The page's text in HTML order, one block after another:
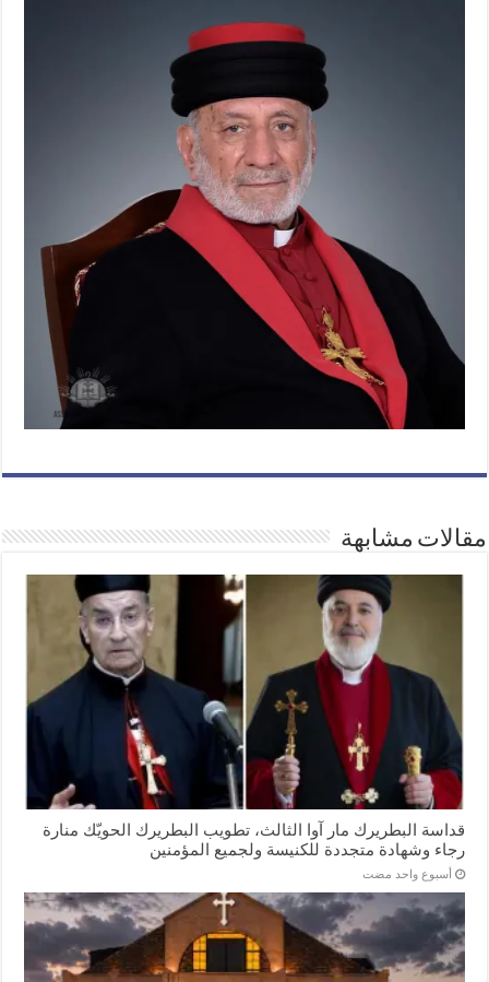
مقالات مشابهة
قداسة البطريرك مار آوا الثالث، تطويب البطريرك الحويّك منارة
رجاء وشهادة متجددة للكنيسة ولجميع المؤمنين
‏أسبوع واحد مضت